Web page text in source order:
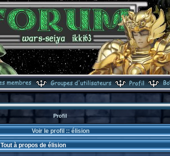
Profil
Voir le profil :: élision
Tout à propos de élision